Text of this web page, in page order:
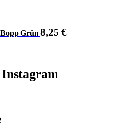
Grün 8,25 €
Instagram